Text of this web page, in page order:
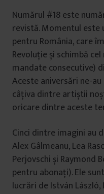
Numărul #18 este
revistă. Momentul este
pentru România, care
Revoluție și schimbă
mandate consecutive)
Aceste aniversări ne-
câțiva dintre artiștii
oricare dintre aceste
Cinci dintre imagini au
Alex Gâlmeanu, Lea
Perjovschi și Raymond
pentru abonați). Ele
lucrări de István László,